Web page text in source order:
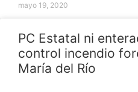
mayo 19, 2020
PC Estatal ni
control incendio
María del Río